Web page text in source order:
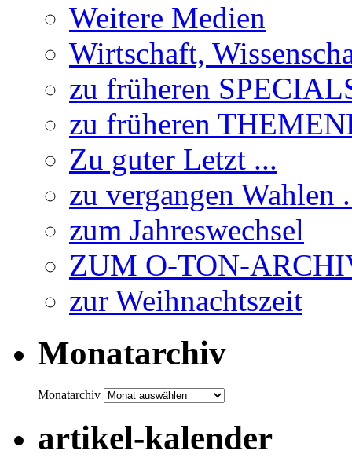
Weitere Medien
Wirtschaft,
zu früheren
zu früheren
Zu guter Letzt ...
zu vergangen Wahlen
zum Jahreswechsel
ZUM O-TON-
zur Weihnachtszeit
Monatarchiv
Monatarchiv
artikel-kalender